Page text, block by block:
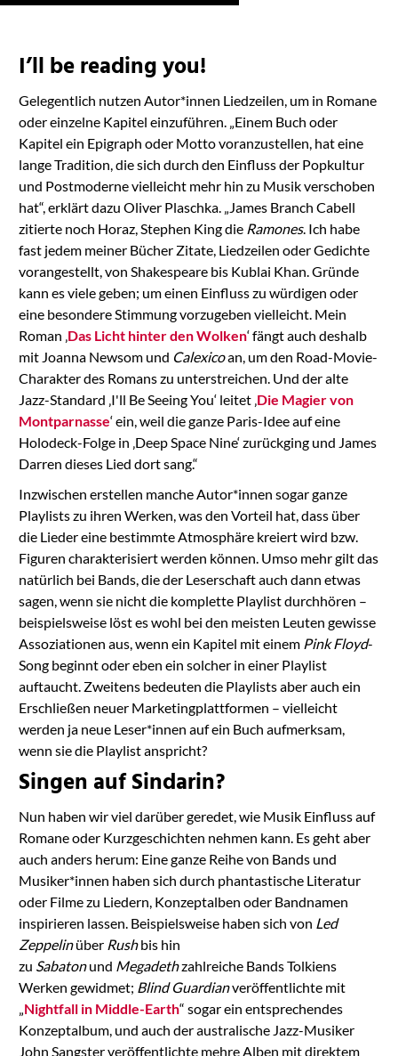
the list of technologies
Usercentrics Consent
Platform
I’ll be reading you!
Gelegentlich nutzen Autor*innen Liedzeilen, um in Romane
oder einzelne Kapitel einzuführen. „Einem Buch oder
Kapitel ein Epigraph oder Motto voranzustellen, hat eine
lange Tradition, die sich durch den Einfluss der Popkultur
und Postmoderne vielleicht mehr hin zu Musik verschoben
hat“, erklärt dazu Oliver Plaschka. „James Branch Cabell
zitierte noch Horaz, Stephen King die Ramones. Ich habe
fast jedem meiner Bücher Zitate, Liedzeilen oder Gedichte
vorangestellt, von Shakespeare bis Kublai Khan. Gründe
kann es viele geben; um einen Einfluss zu würdigen oder
eine besondere Stimmung vorzugeben vielleicht. Mein
Roman ‚Das Licht hinter den Wolken‘ fängt auch deshalb
mit Joanna Newsom und Calexicoan, um den Road-Movie-
Charakter des Romans zu unterstreichen. Und der alte
Jazz-Standard ‚I'll Be Seeing You‘ leitet ‚Die Magier von
Montparnasse‘ ein, weil die ganze Paris-Idee auf eine
Holodeck-Folge in ‚Deep Space Nine‘ zurückging und James
Darren dieses Lied dort sang.“
Inzwischen erstellen manche Autor*innen sogar ganze
Playlists zu ihren Werken, was den Vorteil hat, dass über
die Lieder eine bestimmte Atmosphäre kreiert wird bzw.
Figuren charakterisiert werden können. Umso mehr gilt das
natürlich bei Bands, die der Leserschaft auch dann etwas
sagen, wenn sie nicht die komplette Playlist durchhören –
beispielsweise löst es wohl bei den meisten Leuten gewisse
Assoziationen aus, wenn ein Kapitel mit einem Pink Floyd-
Song beginnt oder eben ein solcher in einer Playlist
auftaucht. Zweitens bedeuten die Playlists aber auch ein
Erschließen neuer Marketingplattformen – vielleicht
werden ja neue Leser*innen auf ein Buch aufmerksam,
wenn sie die Playlist anspricht?
Singen auf Sindarin?
Nun haben wir viel darüber geredet, wie Musik Einfluss auf
Romane oder Kurzgeschichten nehmen kann. Es geht aber
auch anders herum: Eine ganze Reihe von Bands und
Musiker*innen haben sich durch phantastische Literatur
oder Filme zu Liedern, Konzeptalben oder Bandnamen
inspirieren lassen. Beispielsweise haben sich von Led
Zeppelinüber Rushbis hin
zu Sabatonund Megadethzahlreiche Bands Tolkiens
Werken gewidmet; Blind Guardianveröffentlichte mit
„Nightfall in Middle-Earth“ sogar ein entsprechendes
Konzeptalbum, und auch der australische Jazz-Musiker
John Sangster veröffentlichte mehre Alben mit direktem